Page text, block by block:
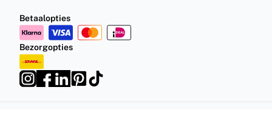
Betaalopties
Bezorgopties